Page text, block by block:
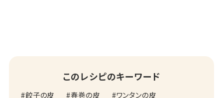
このレシピのキーワード
餃子の皮 春巻の皮 ワンタンの皮